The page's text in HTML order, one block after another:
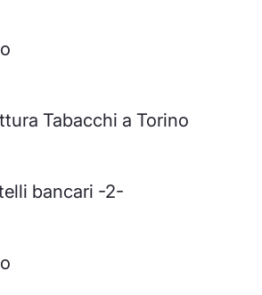
Tabacchi a Torino
bancari -2-